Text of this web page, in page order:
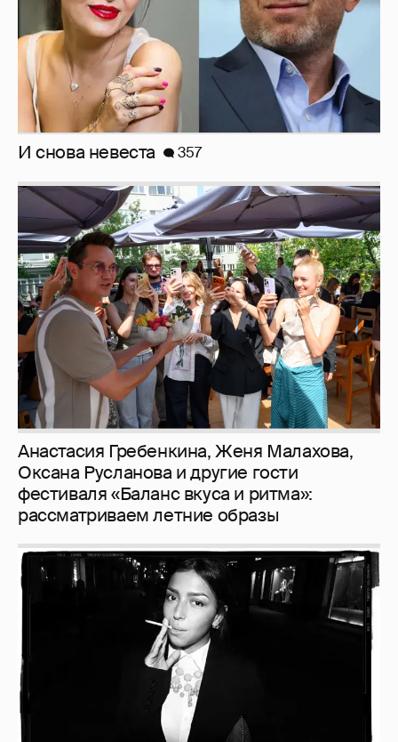
Анастасия Гребенкина, Женя Малахова,
Оксана Русланова и другие гости
фестиваля «Баланс вкуса и ритма»:
рассматриваем летние образы
Рублёвские дочки 187